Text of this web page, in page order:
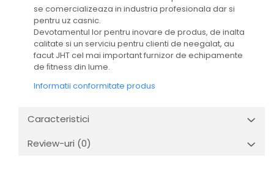
se comercializeaza in industria profesionala dar si
pentru uz casnic.
Devotamentul lor pentru inovare de produs, de inalta
calitate si un serviciu pentru clienti de neegalat, au
facut JHT cel mai important furnizor de echipamente
de ﬁtness din lume.
Informatii conformitate produs
Caracteristici
Review-uri (0)